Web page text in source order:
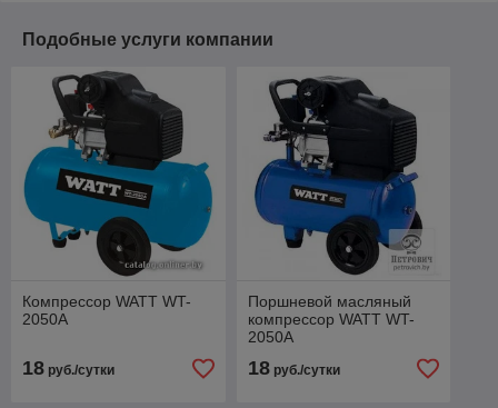
Подобные услуги компании
Компрессор WATT WT-
2050A
18 руб./сутки
Поршневой масляный
компрессор WATT WT-
2050A
18руб./сутки